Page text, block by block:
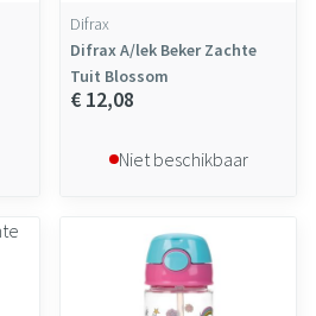
Difrax
Difrax A/lek Beker Zachte
Tuit Blossom
€ 12,08
Niet beschikbaar